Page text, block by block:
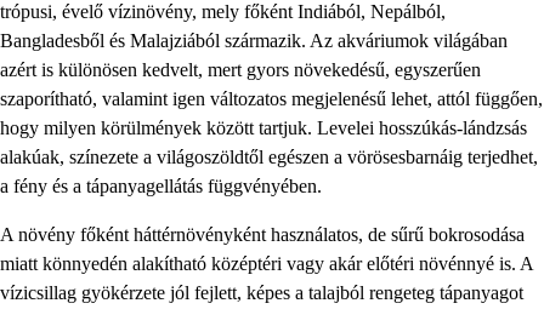
trópusi, évelő vízinövény, mely főként Indiából, Nepálból,
Bangladesből és Malajziából származik. Az akváriumok világában
azért is különösen kedvelt, mert gyors növekedésű, egyszerűen
szaporítható, valamint igen változatos megjelenésű lehet, attól függően,
hogy milyen körülmények között tartjuk. Levelei hosszúkás-lándzsás
alakúak, színezete a világoszöldtől egészen a vörösesbarnáig terjedhet,
a fény és a tápanyagellátás függvényében.
A növény főként háttérnövényként használatos, de sűrű bokrosodása
miatt könnyedén alakítható középtéri vagy akár előtéri növénnyé is. A
vízicsillag gyökérzete jól fejlett, képes a talajból rengeteg tápanyagot